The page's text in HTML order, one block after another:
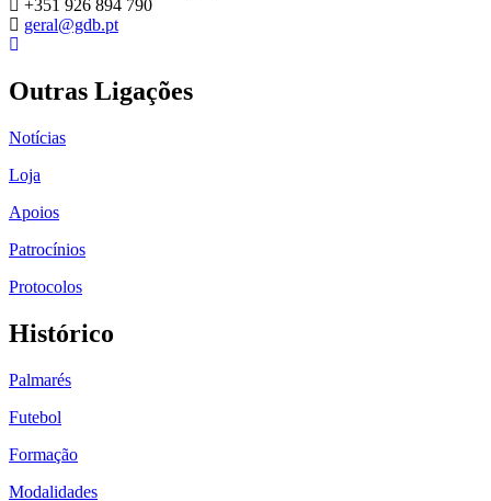
+351 926 894 790
geral@gdb.pt
Outras Ligações
Notícias
Loja
Apoios
Patrocínios
Protocolos
Histórico
Palmarés
Futebol
Formação
Modalidades